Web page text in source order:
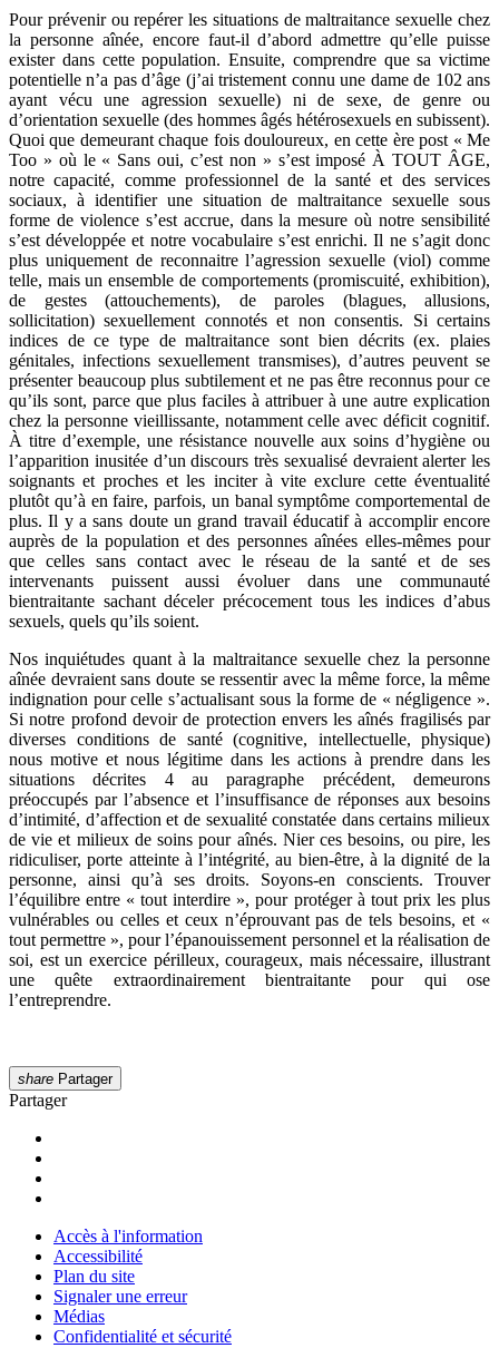
Pour prévenir ou repérer les situations de maltraitance sexuelle chez
la personne aînée, encore faut-il d’abord admettre qu’elle puisse
exister dans cette population. Ensuite, comprendre que sa victime
potentielle n’a pas d’âge (j’ai tristement connu une dame de 102 ans
ayant vécu une agression sexuelle) ni de sexe, de genre ou
d’orientation sexuelle (des hommes âgés hétérosexuels en subissent).
Quoi que demeurant chaque fois douloureux, en cette ère post « Me
Too » où le « Sans oui, c’est non » s’est imposé À TOUT ÂGE,
notre capacité, comme professionnel de la santé et des services
sociaux, à identifier une situation de maltraitance sexuelle sous
forme de violence s’est accrue, dans la mesure où notre sensibilité
s’est développée et notre vocabulaire s’est enrichi. Il ne s’agit donc
plus uniquement de reconnaitre l’agression sexuelle (viol) comme
telle, mais un ensemble de comportements (promiscuité, exhibition),
de gestes (attouchements), de paroles (blagues, allusions,
sollicitation) sexuellement connotés et non consentis. Si certains
indices de ce type de maltraitance sont bien décrits (ex. plaies
génitales, infections sexuellement transmises), d’autres peuvent se
présenter beaucoup plus subtilement et ne pas être reconnus pour ce
qu’ils sont, parce que plus faciles à attribuer à une autre explication
chez la personne vieillissante, notamment celle avec déficit cognitif.
À titre d’exemple, une résistance nouvelle aux soins d’hygiène ou
l’apparition inusitée d’un discours très sexualisé devraient alerter les
soignants et proches et les inciter à vite exclure cette éventualité
plutôt qu’à en faire, parfois, un banal symptôme comportemental de
plus. Il y a sans doute un grand travail éducatif à accomplir encore
auprès de la population et des personnes aînées elles-mêmes pour
que celles sans contact avec le réseau de la santé et de ses
intervenants puissent aussi évoluer dans une communauté
bientraitante sachant déceler précocement tous les indices d’abus
sexuels, quels qu’ils soient.
Nos inquiétudes quant à la maltraitance sexuelle chez la personne
aînée devraient sans doute se ressentir avec la même force, la même
indignation pour celle s’actualisant sous la forme de « négligence ».
Si notre profond devoir de protection envers les aînés fragilisés par
diverses conditions de santé (cognitive, intellectuelle, physique)
nous motive et nous légitime dans les actions à prendre dans les
situations décrites 4 au paragraphe précédent, demeurons
préoccupés par l’absence et l’insuffisance de réponses aux besoins
d’intimité, d’affection et de sexualité constatée dans certains milieux
de vie et milieux de soins pour aînés. Nier ces besoins, ou pire, les
ridiculiser, porte atteinte à l’intégrité, au bien-être, à la dignité de la
personne, ainsi qu’à ses droits. Soyons-en conscients. Trouver
l’équilibre entre « tout interdire », pour protéger à tout prix les plus
vulnérables ou celles et ceux n’éprouvant pas de tels besoins, et «
tout permettre », pour l’épanouissement personnel et la réalisation de
soi, est un exercice périlleux, courageux, mais nécessaire, illustrant
une quête extraordinairement bientraitante pour qui ose
l’entreprendre.
share Partager
Partager
Accès à l'information
Accessibilité
Plan du site
Signaler une erreur
Médias
Confidentialité et sécurité